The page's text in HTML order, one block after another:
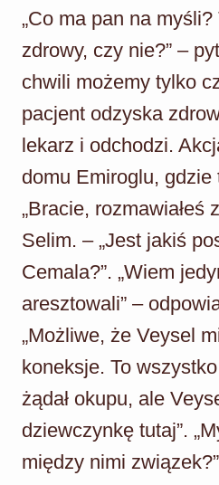
„Co ma pan na
zdrowy, czy nie?” –
chwili możemy tylko
pacjent odzyska
lekarz i odchodzi.
domu Emiroglu, gdzie
„Bracie, rozmawiałeś
Selim. – „Jest jakiś
Cemala?”. „Wiem
aresztowali” –
„Możliwe, że Veysel
koneksje. To
żądał okupu, ale
dziewczynkę tutaj”.
między nimi